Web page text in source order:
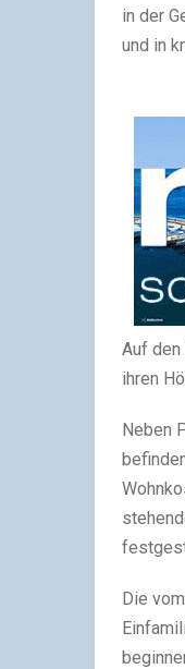
in der
und in
Auf
ihren
Neben
Die